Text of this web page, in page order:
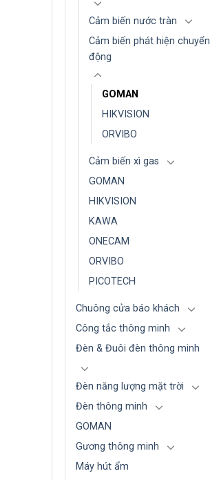
Cảm biến nước tràn
Cảm biến phát hiện chuyển
động
GOMAN
HIKVISION
ORVIBO
Cảm biến xì gas
GOMAN
HIKVISION
KAWA
ONECAM
ORVIBO
PICOTECH
Chuông cửa báo khách
Công tắc thông minh
Đèn & Đuôi đèn thông minh
Đèn năng lượng mặt trời
Đèn thông minh
GOMAN
Gương thông minh
Máy hút ẩm